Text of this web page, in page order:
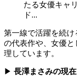
たる女優キャ
ド...
第一線で活躍を続
の代表作や、女優
理しています。
▶ 長澤まさみの現